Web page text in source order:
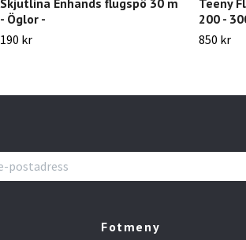
- Öglor -
190 kr
200 -
850 kr
Fotmeny